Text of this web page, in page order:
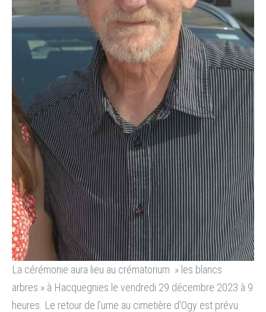
La cérémonie aura lieu au crématorium » les blancs
arbres » à Hacquegnies le vendredi 29 décembre 2023 à 9
heures. Le retour de l’urne au cimetière d’Ogy est prévu